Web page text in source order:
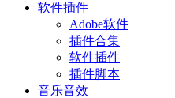
软件插件
Adobe软件
插件合集
软件插件
插件脚本
音乐音效